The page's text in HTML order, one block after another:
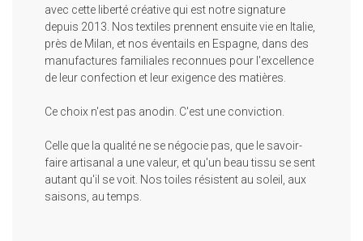
avec cette liberté créative qui est notre signature
depuis 2013. Nos textiles prennent ensuite vie en Italie,
près de Milan, et nos éventails en Espagne, dans des
manufactures familiales reconnues pour l'excellence
de leur confection et leur exigence des matières.
Ce choix n'est pas anodin. C'est une conviction.
Celle que la qualité ne se négocie pas, que le savoir-
faire artisanal a une valeur, et qu'un beau tissu se sent
autant qu'il se voit. Nos toiles résistent au soleil, aux
saisons, au temps.